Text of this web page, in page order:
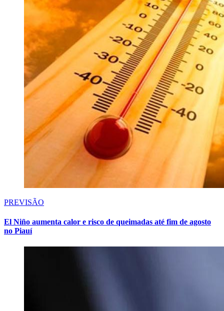
PREVISÃO
El Niño aumenta calor e risco de queimadas até fim de agosto
no Piauí